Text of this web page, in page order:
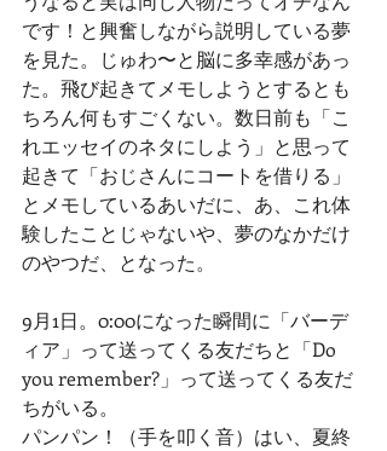
です！と興奮しながら説明している夢
を見た。じゅわ〜と脳に多幸感があっ
た。飛び起きてメモしようとするとも
ちろん何もすごくない。数日前も「こ
れエッセイのネタにしよう」と思って
起きて「おじさんにコートを借りる」
とメモしているあいだに、あ、これ体
験したことじゃないや、夢のなかだけ
のやつだ、となった。
9月1日。0:00になった瞬間に「バーデ
ィア」って送ってくる友だちと「Do
you remember?」って送ってくる友だ
ちがいる。
パンパン！（手を叩く音）はい、夏終